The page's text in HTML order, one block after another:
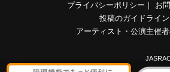
プライバシーポリシー ｜
お
投稿のガイドライン
アーティスト・公演主催